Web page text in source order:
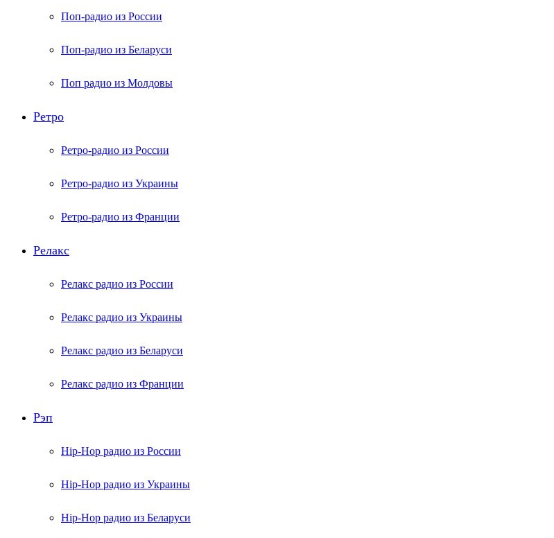
Поп-радио из России
Поп-радио из Беларуси
Поп радио из Молдовы
Ретро
Ретро-радио из России
Ретро-радио из Украины
Ретро-радио из Франции
Релакс
Релакс радио из России
Релакс радио из Украины
Релакс радио из Беларуси
Релакс радио из Франции
Рэп
Hip-Hop радио из России
Hip-Hop радио из Украины
Hip-Hop радио из Беларуси